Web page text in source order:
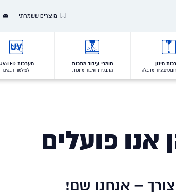
מוצרים ששמרתי
מינון
מתכלה
חומרי עיבוד מתכות
מתבניות ועיבוד מתכות
מערכות UV/LED
לפילמור דבקים
אנו פועלים
– אנחנו שם!